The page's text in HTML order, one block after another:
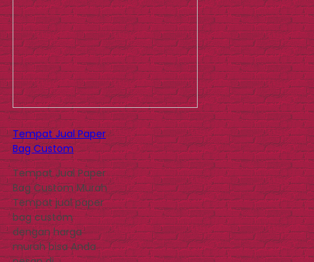
Tempat Jual Paper
Bag Custom
Tempat Jual Paper
Bag Custom Murah
Tempat jual paper
bag custom
dengan harga
murah bisa Anda